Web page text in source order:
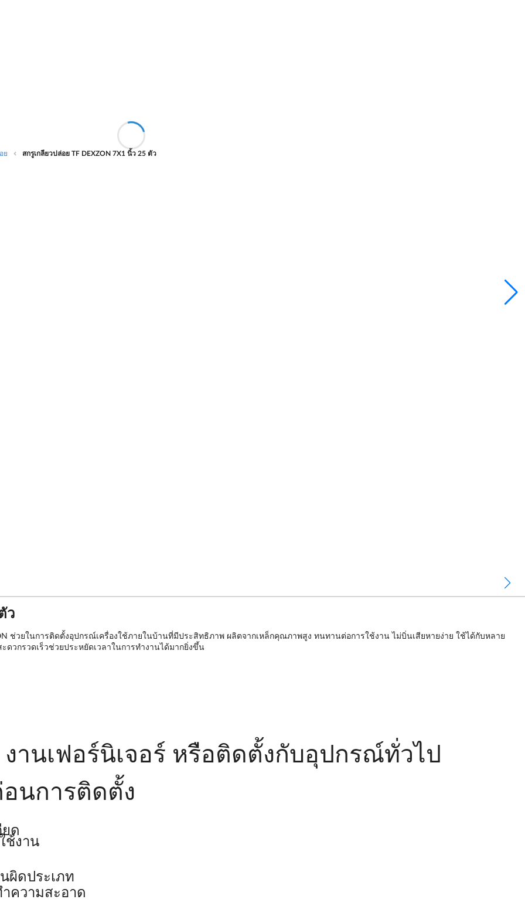
ย สกรูเกลียวปล่อย TF DEXZON 7X1 นิ้ว 25 ตัว
ว
ช่วยในการติดตั้งอุปกรณ์เครื่องใช้ภายในบ้านที่มีประสิทธิภาพ ผลิตจากเหล็กคุณภาพสูง ทนทานต่อการใช้งาน ไม่บิ่นเสียหายง่าย ใช้ได้กับหลาย
วกรวดเร็วช่วยประหยัดเวลาในการทำงานได้มากยิ่งขึ้น
านเฟอร์นิเจอร์ หรือติดตั้งกับอุปกรณ์ทั่วไป
นการติดตั้ง
ด
ช้งาน
ผิดประเภท
ความสะอาด